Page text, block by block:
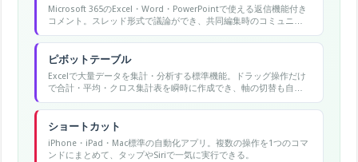
Microsoft 365のExcel・Word・PowerPointで使える返信機能付き
コメント。スレッド形式で議論ができ、共同編集時のコミュニケ
ーションに役立ちます。
ピボットテーブル
Excelで大量データを集計・分析する標準機能。ドラッグ操作だけ
で合計・平均・クロス集計表を瞬時に作成でき、軸の切替も自
在。
ショートカット
iPhone・iPad・Mac標準の自動化アプリ。複数の操作を1つのコマ
ンドにまとめて、タップやSiriで一気に実行できる。